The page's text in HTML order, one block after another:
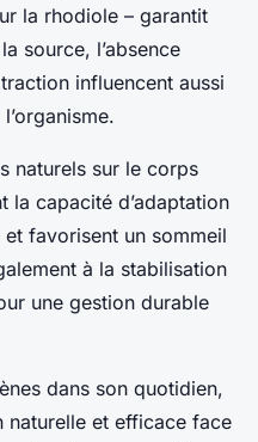
la rhodiole – garantit
source, l’absence
influencent aussi
naturels sur le corps
la capacité d’adaptation
et favorisent un sommeil
à la stabilisation
une gestion durable
dans son quotidien,
naturelle et efficace face